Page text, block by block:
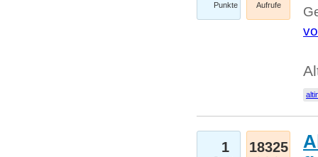
Punkte Aufrufe
1 18325